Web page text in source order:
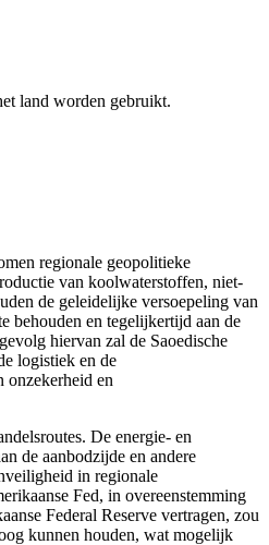
land worden gebruikt.
regionale geopolitieke
van koolwaterstoffen, niet-
de geleidelijke versoepeling van
behouden en tegelijkertijd aan de
hiervan zal de Saoedische
logistiek en de
onzekerheid en
De energie- en
de aanbodzijde en andere
in regionale
Fed, in overeenstemming
Federal Reserve vertragen, zou
kunnen houden, wat mogelijk